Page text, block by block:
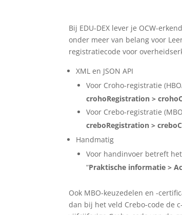
Bij EDU-DEX lever je OCW-
onder meer van belang voor
registratiecode voor
XML en JSON API
Voor Croho-registratie
crohoRegistration >
Voor Crebo-registratie
creboRegistration >
Handmatig
Voor handinvoer betreft
“Praktische informatie >
Ook MBO-keuzedelen en -
dan bij het veld Crebo-code de